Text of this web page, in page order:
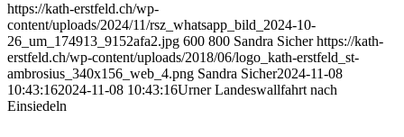
https://kath-erstfeld.ch/wp-
content/uploads/2024/11/rsz_whatsapp_bild_2024-10-
26_um_174913_9152afa2.jpg 600 800 Sandra Sicher https://kath-
erstfeld.ch/wp-content/uploads/2018/06/logo_kath-erstfeld_st-
ambrosius_340x156_web_4.png Sandra Sicher2024-11-08
10:43:162024-11-08 10:43:16Urner Landeswallfahrt nach
Einsiedeln